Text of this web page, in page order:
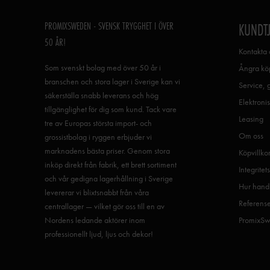
PROMIXSWEDEN - SVENSK TRYGGHET I ÖVER
50 ÅR!
Som svenskt bolag med över 50 år i
branschen och stora lager i Sverige kan vi
säkerställa snabb leverans och hög
tillgänglighet för dig som kund. Tack vare
tre av Europas största import- och
grossistbolag i ryggen erbjuder vi
marknadens bästa priser. Genom stora
inköp direkt från fabrik, ett brett sortiment
och vår gedigna lagerhållning i Sverige
levererar vi blixtsnabbt från våra
centrallager — vilket gör oss till en av
Nordens ledande aktörer inom
professionellt ljud, ljus och dekor!
Kontakta
Ångra
Service,
Leasing
Om oss
Hur